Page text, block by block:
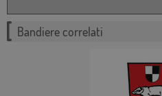
Bandiere correlati